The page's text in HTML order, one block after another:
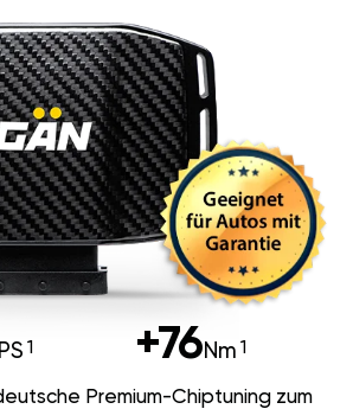
PS +76Nm
Premium-Chiptuning zum